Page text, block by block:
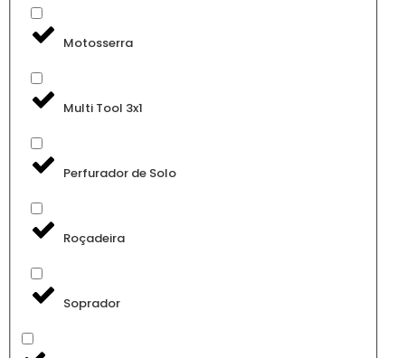
Motosserra
Multi Tool 3x1
Perfurador de Solo
Roçadeira
Soprador